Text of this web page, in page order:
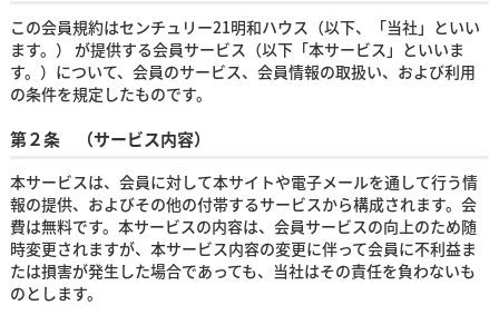
この会員規約はセンチュリー21明和ハウス（以下、「当社」といい
ます。） が提供する会員サービス（以下「本サービス」といいま
す。）について、会員のサービス、会員情報の取扱い、および利用
の条件を規定したものです。
第２条 （サービス内容）
本サービスは、会員に対して本サイトや電子メールを通して行う情
報の提供、およびその他の付帯するサービスから構成されます。会
費は無料です。本サービスの内容は、会員サービスの向上のため随
時変更されますが、本サービス内容の変更に伴って会員に不利益ま
たは損害が発生した場合であっても、当社はその責任を負わないも
のとします。